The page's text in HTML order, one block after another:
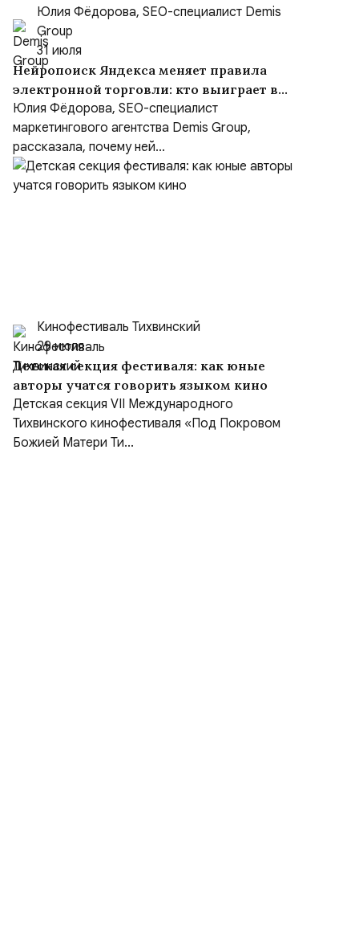
Юлия Фёдорова, SEO-специалист Demis
Group
31 июля
Нейропоиск Яндекса меняет правила
электронной торговли: кто выиграет в
борьбе за покупателя
Юлия Фёдорова, SEO-специалист
маркетингового агентства Demis Group,
рассказала, почему ней...
Кинофестиваль Тихвинский
29 июля
Детская секция фестиваля: как юные
авторы учатся говорить языком кино
Детская секция VII Международного
Тихвинского кинофестиваля «Под Покровом
Божией Матери Ти...